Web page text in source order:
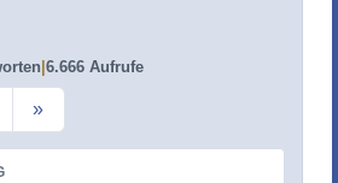
6.666 Aufrufe
»